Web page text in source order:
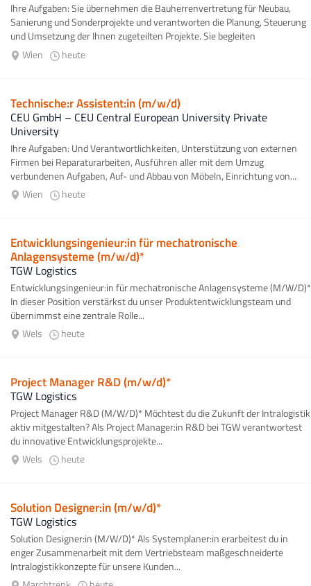
Ihre Aufgaben: Sie übernehmen die Bauherrenvertretung für Neubau,
Sanierung und Sonderprojekte und verantworten die Planung, Steuerung
und Umsetzung der Ihnen zugeteilten Projekte. Sie begleiten
Vergabeverfahren...
Wien heute
Technische:r Assistent:in (m/w/d)
CEU GmbH – CEU Central European University Private
University
Ihre Aufgaben: Und Verantwortlichkeiten, Unterstützung von externen
Firmen bei Reparaturarbeiten, Ausführen aller mit dem Umzug
verbundenen Aufgaben, Auf- und Abbau von Möbeln, Einrichtung von...
Wien
heute
Entwicklungsingenieur:in für mechatronische
Anlagensysteme (m/w/d)*
TGW Logistics
Entwicklungsingenieur:in für mechatronische Anlagensysteme (M/W/D)*
In dieser Position verstärkst du unser Produktentwicklungsteam und
übernimmst eine zentrale Rolle...
Wels
heute
Project Manager R&D (m/w/d)*
TGW Logistics
Project Manager R&D (M/W/D)* Möchtest du die Zukunft der Intralogistik
aktiv mitgestalten? Als Project Manager:in R&D bei TGW verantwortest
du innovative Entwicklungsprojekte...
Wels
heute
Solution Designer:in (m/w/d)*
TGW Logistics
Solution Designer:in (M/W/D)* Als Systemplaner:in erarbeitest du in
enger Zusammenarbeit mit dem Vertriebsteam maßgeschneiderte
Intralogistikkonzepte für unsere Kunden...